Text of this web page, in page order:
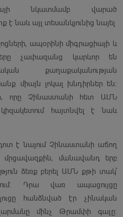
նկատմամբ վարած
նաև այլ տեսանկյունից նայել
ապօրինի միգրացիայի և
չափազանց կարևոր են
քաղաքականության
միայն լոկալ խնդիրներ են։
որը Չինաստանի հետ ԱՄՆ
կիզակետում հայտնվել է նաև
է նայում Չինաստանի աճող
մրցավազքին, մանավանդ երբ
ձեռք բերել ԱՄՆ քթի տակ՝
Դրա վառ ապացույցը
հանձնված էր չինական
մինչ Թրամփի գալը։